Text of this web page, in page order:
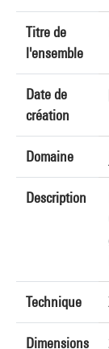
Titre de
l'ensemble
Date de
création
Domaine
Description
Technique
Dimensions